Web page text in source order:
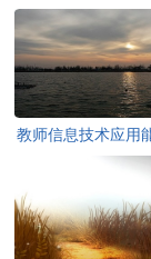
教师信息技术应用
计划[此文共